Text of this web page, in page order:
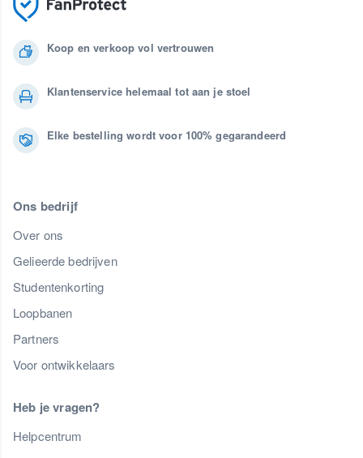
Koop en verkoop vol vertrouwen
Klantenservice helemaal tot aan je stoel
Elke bestelling wordt voor 100% gegarandeerd
Ons bedrijf
Over ons
Gelieerde bedrijven
Studentenkorting
Loopbanen
Partners
Voor ontwikkelaars
Heb je vragen?
Helpcentrum